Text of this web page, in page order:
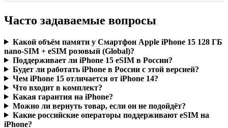
Часто задаваемые вопросы
Какой объём памяти у Смартфон Apple iPhone 15 128 ГБ
nano-SIM + eSIM розовый (Global)?
Поддерживает ли iPhone 15 eSIM в России?
Будет ли работать iPhone в России с этой версией?
Чем iPhone 15 отличается от iPhone 14?
Что входит в комплект?
Какая гарантия на iPhone?
Можно ли вернуть товар, если он не подойдёт?
Какие российские операторы поддерживают eSIM на
iPhone?